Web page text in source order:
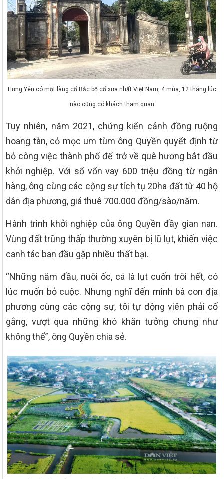
Hưng Yên có một làng cổ Bắc bộ cổ xưa nhất Việt Nam, 4 mùa, 12 tháng lúc
nào cũng có khách tham quan
Tuy nhiên, năm 2021, chứng kiến cảnh đồng ruộng
hoang tàn, cỏ mọc um tùm ông Quyền quyết định từ
bỏ công việc thành phố để trở về quê hương bắt đầu
khởi nghiệp. Với số vốn vay 600 triệu đồng từ ngân
hàng, ông cùng các cộng sự tích tụ 20ha đất từ 40 hộ
dân địa phương, giá thuê 700.000 đồng/sào/năm.
Hành trình khởi nghiệp của ông Quyền đầy gian nan.
Vùng đất trũng thấp thường xuyên bị lũ lụt, khiến việc
canh tác ban đầu gặp nhiều thất bại.
“Những năm đầu, nuôi ốc, cá là lụt cuốn trôi hết, có
lúc muốn bỏ cuộc. Nhưng nghĩ đến mình bà con địa
phương cùng các cộng sự, tôi tự động viên phải cố
gắng, vượt qua những khó khăn tưởng chưng như
không thể”, ông Quyền chia sẻ.